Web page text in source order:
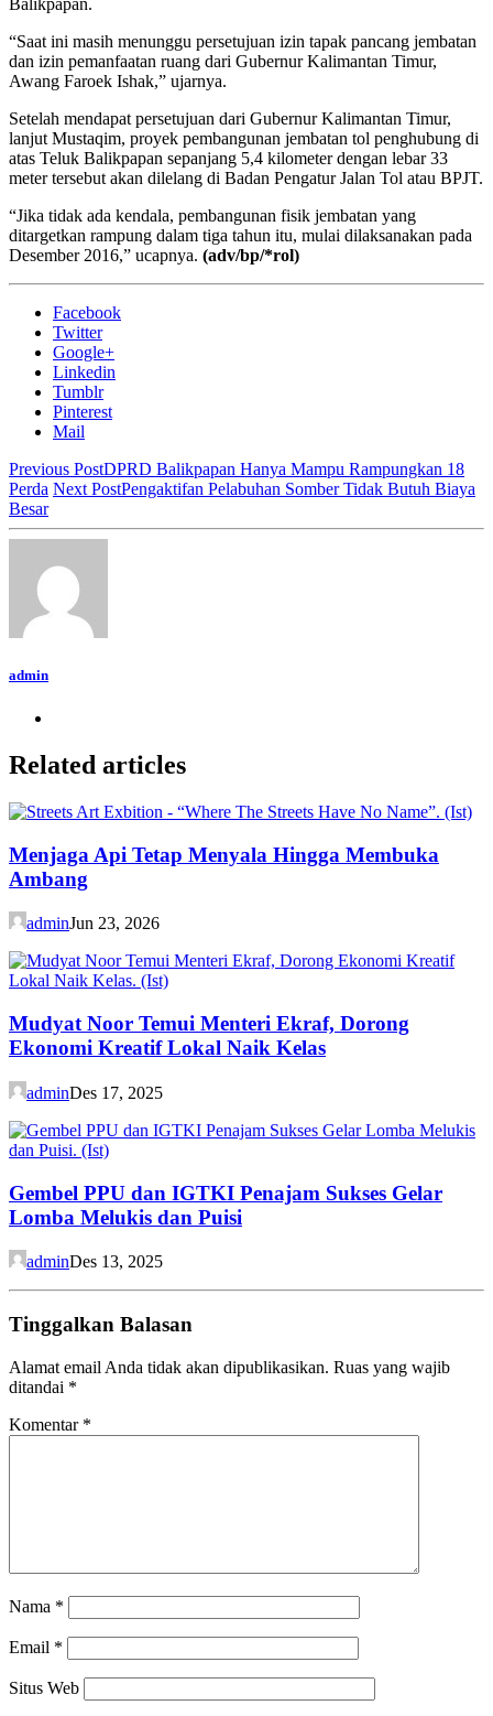
“Saat ini masih menunggu persetujuan izin tapak pancang jembatan
dan izin pemanfaatan ruang dari Gubernur Kalimantan Timur,
Awang Faroek Ishak,” ujarnya.
Setelah mendapat persetujuan dari Gubernur Kalimantan Timur,
lanjut Mustaqim, proyek pembangunan jembatan tol penghubung di
atas Teluk Balikpapan sepanjang 5,4 kilometer dengan lebar 33
meter tersebut akan dilelang di Badan Pengatur Jalan Tol atau BPJT.
“Jika tidak ada kendala, pembangunan fisik jembatan yang
ditargetkan rampung dalam tiga tahun itu, mulai dilaksanakan pada
Desember 2016,” ucapnya. (adv/bp/*rol)
Facebook
Twitter
Google+
Linkedin
Tumblr
Pinterest
Mail
Previous PostDPRD Balikpapan Hanya Mampu Rampungkan 18
Perda Next PostPengaktifan Pelabuhan Somber Tidak Butuh Biaya
Besar
admin
Related articles
Menjaga Api Tetap Menyala Hingga Membuka
Ambang
adminJun 23, 2026
Mudyat Noor Temui Menteri Ekraf, Dorong
Ekonomi Kreatif Lokal Naik Kelas
adminDes 17, 2025
Gembel PPU dan IGTKI Penajam Sukses Gelar
Lomba Melukis dan Puisi
adminDes 13, 2025
Tinggalkan Balasan
Alamat email Anda tidak akan dipublikasikan. Ruas yang wajib
ditandai *
Komentar *
Nama *
Email *
Situs Web